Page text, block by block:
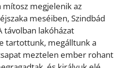
mítosz megjelenik az
meséiben, Szindbád
távolban lakóházat
tartottunk, megálltunk a
meztelen ember rohant